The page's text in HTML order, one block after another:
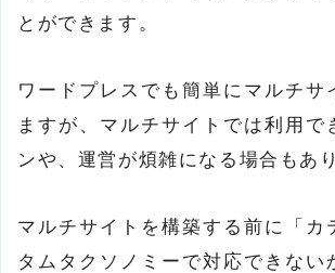
とができます。
ワードプレスでも簡単にマルチサ
ますが、マルチサイトでは利用で
ンや、運営が煩雑になる場合もあ
マルチサイトを構築する前に「カ
タムタクソノミーで対応できない